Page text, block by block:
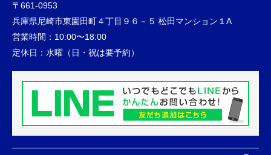
〒661-0953
兵庫県尼崎市東園田町４丁目９６－５ 松田マンション１A
営業時間： 10:00〜18:00
定休日： 水曜（日・祝は要予約）